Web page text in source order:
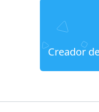
Creador